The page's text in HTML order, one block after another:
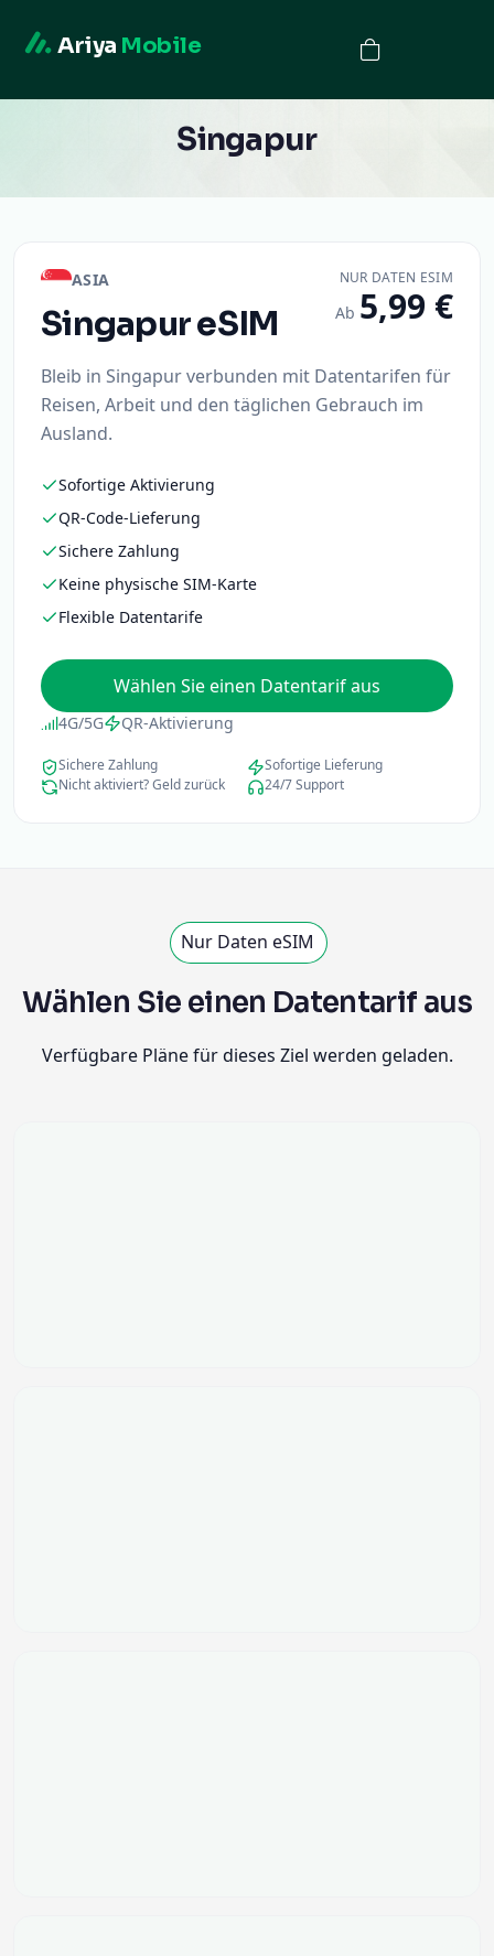
Ariya Mobile
Singapur
ASIA
SingapureSIM
NUR DATEN ESIM
Ab 5,99 €
Bleib in Singapur verbunden mit Datentarifen für
Reisen, Arbeit und den täglichen Gebrauch im
Ausland.
Sofortige Aktivierung
QR-Code-Lieferung
Sichere Zahlung
Keine physische SIM-Karte
Flexible Datentarife
Wählen Sie einen Datentarif aus
4G/5G QR-Aktivierung
Sichere Zahlung
Sofortige Lieferung
Nicht aktiviert? Geld zurück
24/7 Support
Nur Daten eSIM
Wählen Sie einen Datentarif aus
Verfügbare Pläne für dieses Ziel werden geladen.